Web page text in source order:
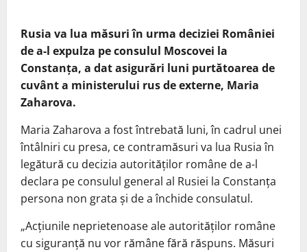
Rusia va lua măsuri în urma deciziei României
de a-l expulza pe consulul Moscovei la
Constanța, a dat asigurări luni purtătoarea de
cuvânt a ministerului rus de externe, Maria
Zaharova.
Maria Zaharova a fost întrebată luni, în cadrul unei
întâlniri cu presa, ce contramăsuri va lua Rusia în
legătură cu decizia autorităților române de a-l
declara pe consulul general al Rusiei la Constanța
persona non grata și de a închide consulatul.
„Acțiunile neprietenoase ale autorităților române
cu siguranță nu vor rămâne fără răspuns. Măsuri